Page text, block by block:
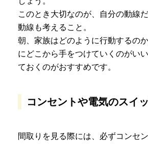
このとき大切なのが、自分の動線
動線も考えること。
朝、家族はどのように行動するの
にどこから手をつけていくのがい
ておくのがおすすめです。
コンセントや電気のスイ
間取りを見る際には、必ずコンセ